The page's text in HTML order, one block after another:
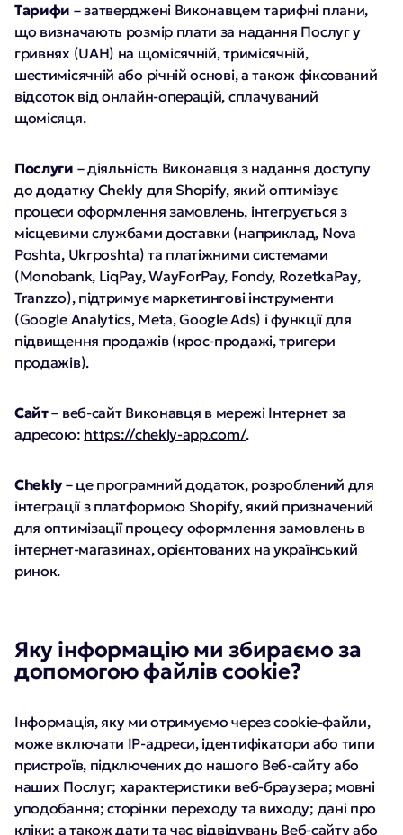
Тарифи – затверджені Виконавцем тарифні плани,
що визначають розмір плати за надання Послуг у
гривнях (UAH) на щомісячній, тримісячній,
шестимісячній або річній основі, а також фіксований
відсоток від онлайн-операцій, сплачуваний
щомісяця.
Послуги – діяльність Виконавця з надання доступу
до додатку Chekly для Shopify, який оптимізує
процеси оформлення замовлень, інтегрується з
місцевими службами доставки (наприклад, Nova
Poshta, Ukrposhta) та платіжними системами
(Monobank, LiqPay, WayForPay, Fondy, RozetkaPay,
Tranzzo), підтримує маркетингові інструменти
(Google Analytics, Meta, Google Ads) і функції для
підвищення продажів (крос-продажі, тригери
продажів).
Сайт– веб-сайт Виконавця в мережі Інтернет за
адресою: https://chekly-app.com/.
Chekly – це програмний додаток, розроблений для
інтеграції з платформою Shopify, який призначений
для оптимізації процесу оформлення замовлень в
інтернет-магазинах, орієнтованих на український
ринок.
Яку інформацію ми збираємо за
допомогою файлів cookie?
Інформація, яку ми отримуємо через cookie-файли,
може включати IP-адреси, ідентифікатори або типи
пристроїв, підключених до нашого Веб-сайту або
наших Послуг; характеристики веб-браузера; мовні
уподобання; сторінки переходу та виходу; дані про
кліки; а також дати та час відвідувань Веб-сайту або